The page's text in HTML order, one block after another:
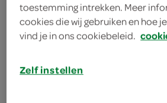
zowel warm als koud te gerbruiken
te gebruiken voor bijvoorbeeld
toestemming intrekken. Meer
cookies die wij gebruiken en hoe
vind je in ons cookiebeleid.
Zelf instellen